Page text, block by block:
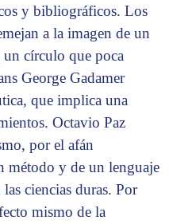
y bibliográficos. Los
a la imagen de un
círculo que poca
George Gadamer
que implica una
Octavio Paz
por el afán
método y de un lenguaje
ciencias duras. Por
mismo de la